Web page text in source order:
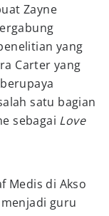
Zayne
yang
Carter yang
satu bagian
sebagai Love
Medis di Akso
guru